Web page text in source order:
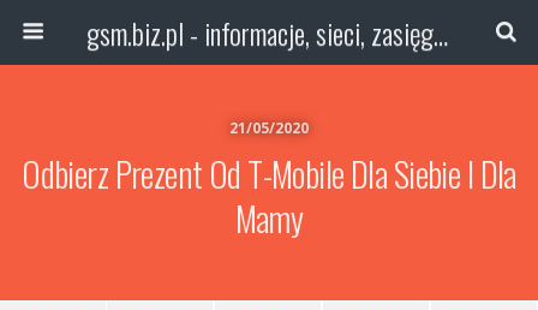
gsm.biz.pl - informacje, sieci, zasięg technologie
21/05/2020
Odbierz Prezent Od T-Mobile Dla Siebie I Dla
Mamy